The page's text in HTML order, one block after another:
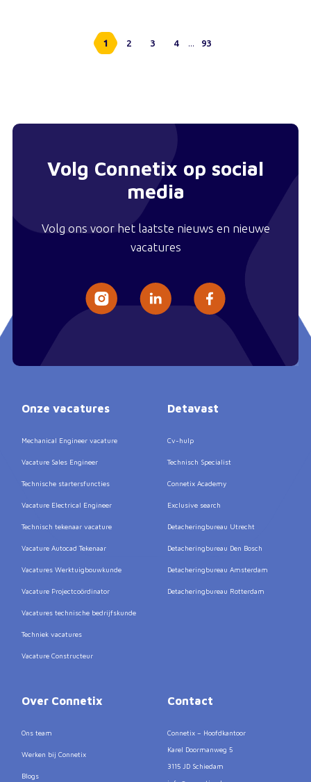
1 2 3 4 ... 93
Volg Connetix op social
media
Volg ons voor het laatste nieuws en nieuwe
vacatures
Onze vacatures
Mechanical Engineer vacature
Vacature Sales Engineer
Technische startersfuncties
Vacature Electrical Engineer
Technisch tekenaar vacature
Vacature Autocad Tekenaar
Vacatures Werktuigbouwkunde
Vacature Projectcoördinator
Vacatures technische bedrijfskunde
Techniek vacatures
Vacature Constructeur
Detavast
Cv-hulp
Technisch Specialist
Connetix Academy
Exclusive search
Detacheringbureau Utrecht
Detacheringbureau Den Bosch
Detacheringbureau Amsterdam
Detacheringbureau Rotterdam
Over Connetix
Ons team
Werken bij Connetix
Blogs
Contact
Connetix – Hoofdkantoor
Karel Doormanweg 5
3115 JD Schiedam